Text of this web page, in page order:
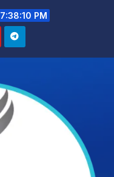
7:38:12 PM